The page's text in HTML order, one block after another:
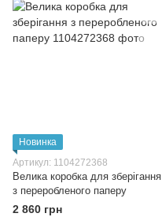
Новинка
Артикул: 1104272368
Велика коробка для зберігання
з переробленого паперу
2 860 грн